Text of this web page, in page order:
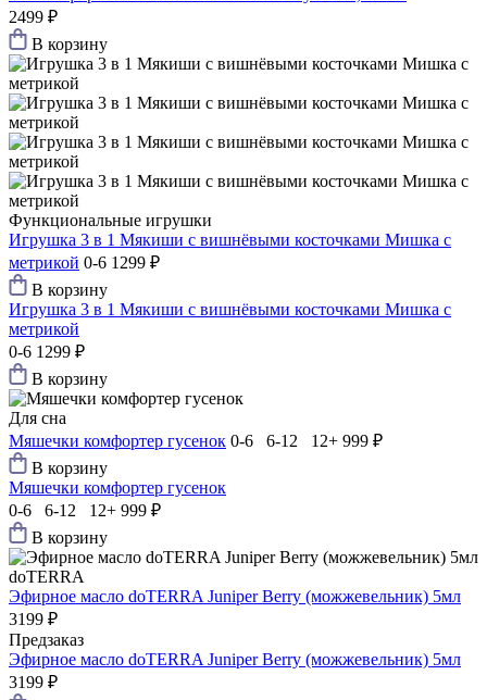
2499 ₽
В корзину
Функциональные игрушки
Игрушка 3 в 1 Мякиши с вишнёвыми косточками Мишка с
метрикой 0-6 1299 ₽
В корзину
Игрушка 3 в 1 Мякиши с вишнёвыми косточками Мишка с
метрикой
0-6 1299 ₽
В корзину
Для сна
Мяшечки комфортер гусенок 0-6 6-12 12+ 999 ₽
В корзину
Мяшечки комфортер гусенок
0-6 6-12 12+ 999 ₽
В корзину
doTERRA
Эфирное масло doTERRA Juniper Berry (можжевельник) 5мл
3199 ₽
Предзаказ
Эфирное масло doTERRA Juniper Berry (можжевельник) 5мл
3199 ₽